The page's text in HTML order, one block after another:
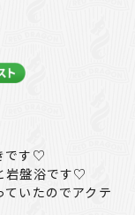
です♡
岩盤浴です♡
いたのでアクテ